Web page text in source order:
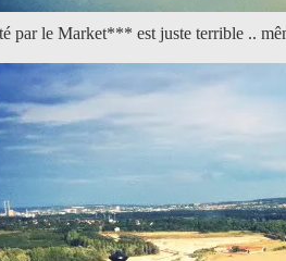
par le Market*** est juste terrible ..